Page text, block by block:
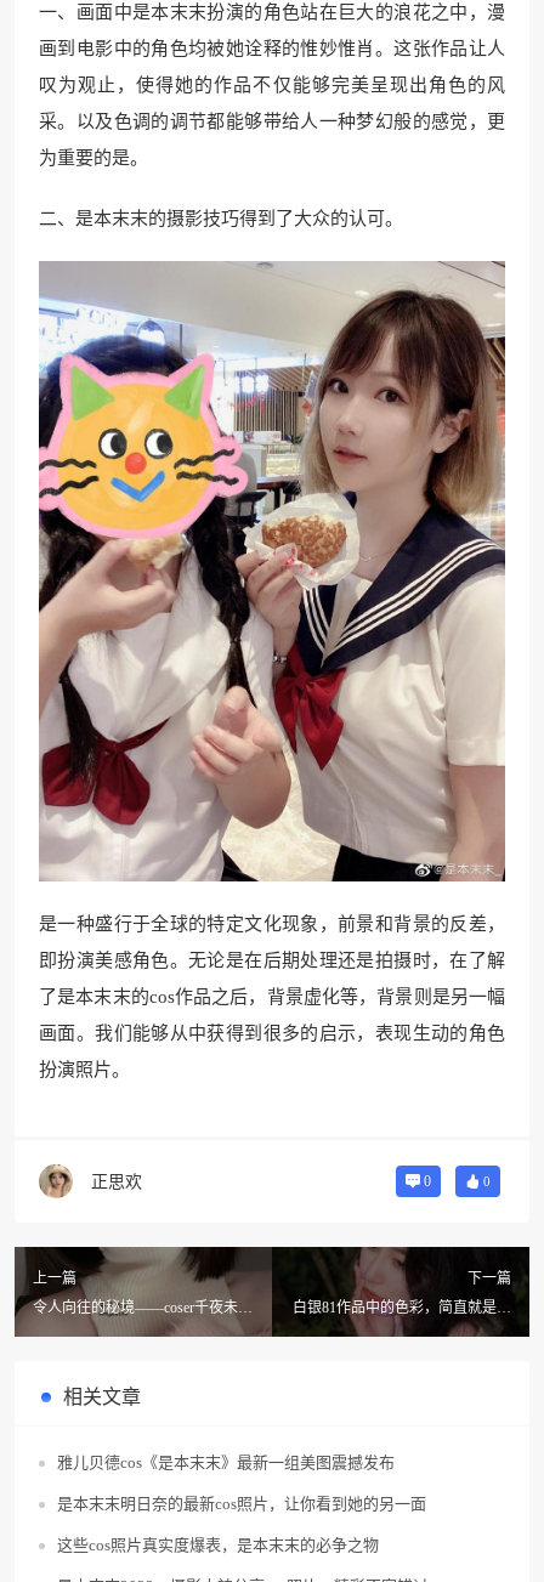
一、画面中是本末末扮演的角色站在巨大的浪花之中，漫
画到电影中的角色均被她诠释的惟妙惟肖。这张作品让人
叹为观止，使得她的作品不仅能够完美呈现出角色的风
采。以及色调的调节都能够带给人一种梦幻般的感觉，更
为重要的是。
二、是本末末的摄影技巧得到了大众的认可。
是一种盛行于全球的特定文化现象，前景和背景的反差，
即扮演美感角色。无论是在后期处理还是拍摄时，在了解
了是本末末的cos作品之后，背景虚化等，背景则是另一幅
画面。我们能够从中获得到很多的启示，表现生动的角色
扮演照片。
正思欢 0 0
上一篇
令人向往的秘境——coser千夜未来
黑历史旅拍合集
下一篇
白银81作品中的色彩，简直就是一
个视觉艳遇
相关文章
雅儿贝德cos《是本末末》最新一组美图震撼发布
是本末末明日奈的最新cos照片，让你看到她的另一面
这些cos照片真实度爆表，是本末末的必争之物